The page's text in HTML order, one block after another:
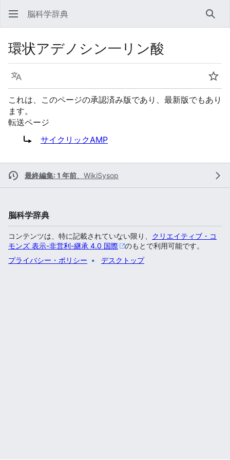
脳科学辞典 検索
環状アデノシン一リン酸
言語
ウ
これは、このページの承認済み版であり、最新版でもあり
ます。
転送ページ
転送先:
サイクリックAMP
最終編集: 1 年前 WikiSysop
脳科学辞典
コンテンツは、特に記載されていない限り、 クリエイティブ・コ
モンズ 表示-非営利-継承 4.0 国際
のもとで利用可能です。
プライバシー・ポリシー
デスクトップ